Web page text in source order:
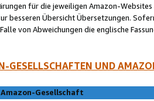
für die jeweiligen Amazon-Websites
besseren Übersicht Übersetzungen.
von Abweichungen die englische
GESELLSCHAFTEN UND
Amazon-Gesellschaft